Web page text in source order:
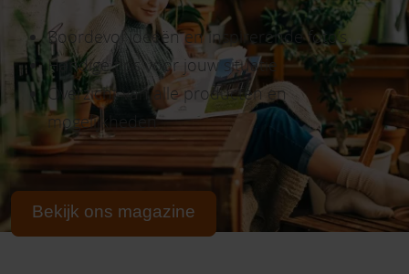
Boordevol ideeën en inspirerende foto’s
Handige tips voor jouw situatie
Overzicht van alle producten en
mogelijkheden
Bekijk ons magazine